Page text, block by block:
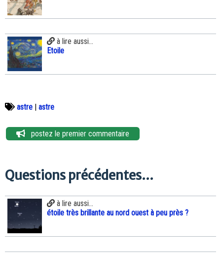
à lire aussi...
Etoile
astre | astre
postez le premier commentaire
Questions précédentes...
à lire aussi...
étoile très brillante au nord ouest à peu près ?